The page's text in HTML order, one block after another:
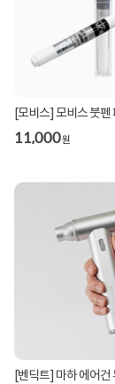
11,000원
[벤딕트] 마하 에어건